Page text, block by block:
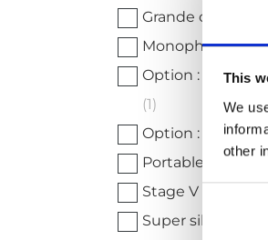
This
We
other
Selection
Grande cuve
Monophasé(1)
Option : avec
(1)
Option : sur
Portable
Stage V
Super silencieux